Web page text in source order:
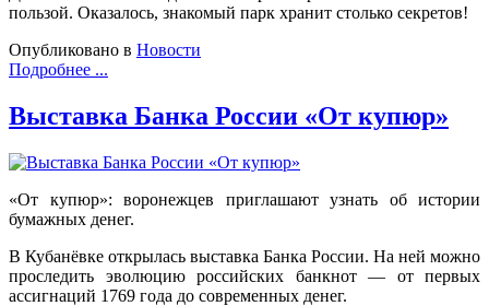
пользой. Оказалось, знакомый парк хранит столько секретов!
Опубликовано в Новости
Подробнее ...
Выставка Банка России «От купюр»
«От купюр»: воронежцев приглашают узнать об истории
бумажных денег.
В Кубанёвке открылась выставка Банка России. На ней можно
проследить эволюцию российских банкнот — от первых
ассигнаций 1769 года до современных денег.